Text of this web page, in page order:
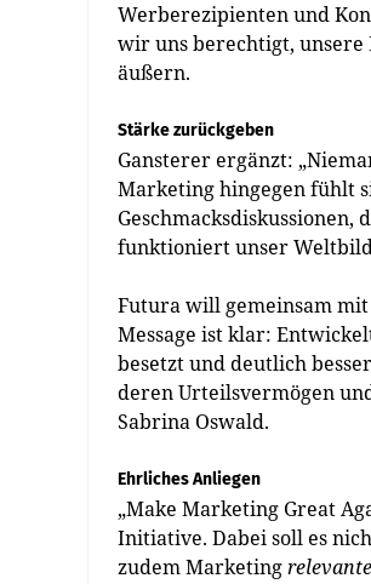
Werberezipienten und
wir uns berechtigt,
äußern.
Stärke zurückgeben
Gansterer ergänzt:
Marketing hingegen fühlt
funktioniert unser
Futura will gemeinsam
Message ist klar:
besetzt und deutlich
deren Urteilsvermögen
Sabrina Oswald.
Ehrliches Anliegen
„Make Marketing Great
Initiative. Dabei soll es
zudem Marketing